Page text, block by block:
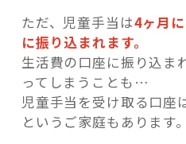
ただ、児童手当は4ヶ月
に振り込まれます。
生活費の口座に振り込ま
ってしまうことも…
児童手当を受け取る口座
というご家庭もあります。